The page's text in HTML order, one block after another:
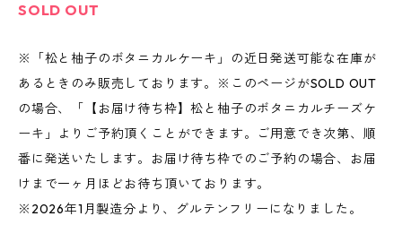
SOLD OUT
※「松と柚子のボタニカルケーキ」の近日発送可能な在庫が
あるときのみ販売しております。※このページがSOLD OUT
の場合、「【お届け待ち枠】松と柚子のボタニカルチーズケ
ーキ」よりご予約頂くことができます。ご用意でき次第、順
番に発送いたします。お届け待ち枠でのご予約の場合、お届
けまで一ヶ月ほどお待ち頂いております。
※2026年1月製造分より、グルテンフリーになりました。